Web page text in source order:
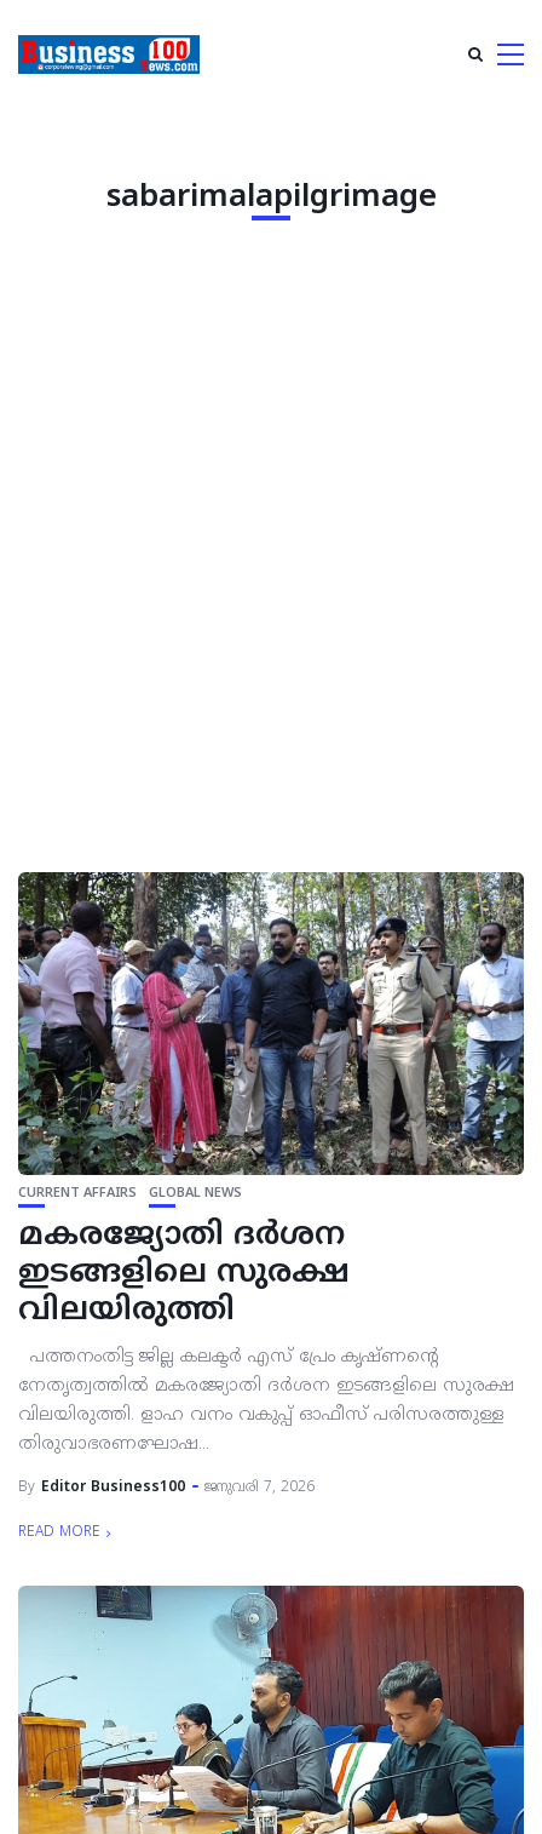
sabarimalapilgrimage
CURRENT AFFAIRS GLOBAL NEWS
മകരജ്യോതി ദര്‍ശന
ഇടങ്ങളിലെ സുരക്ഷ
വിലയിരുത്തി
പത്തനംതിട്ട ജില്ല കലക്ടര്‍ എസ് പ്രേം കൃഷ്ണന്റെ
നേതൃത്വത്തില്‍ മകരജ്യോതി ദര്‍ശന ഇടങ്ങളിലെ സുരക്ഷ
വിലയിരുത്തി. ളാഹ വനം വകുപ്പ് ഓഫീസ് പരിസരത്തുള്ള
തിരുവാഭരണഘോഷ...
By Editor Business100 ജനുവരി 7, 2026
READ MORE